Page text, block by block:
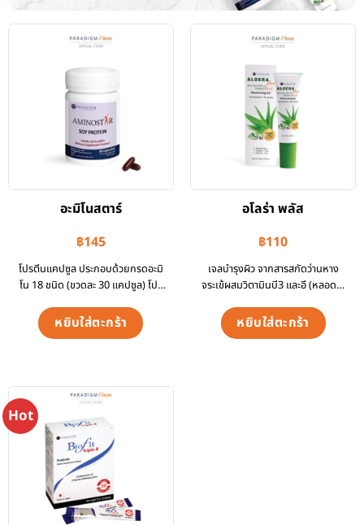
อะมิโนสตาร์
฿145
โปรตีนแคปซูล ประกอบด้วยกรดอะมิ
โน 18 ชนิด (ขวดละ 30 แคปซูล) โปร
หยิบใส่ตะกร้า
อโลร่า พลัส
฿110
เจลบำรุงผิว จากสารสกัดว่านหาง
จระเข้ผสมวิตามินบี3 และอี (หลอดละ
หยิบใส่ตะกร้า
Hot